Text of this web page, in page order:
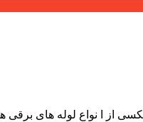
از ا نواع لوله های برقی